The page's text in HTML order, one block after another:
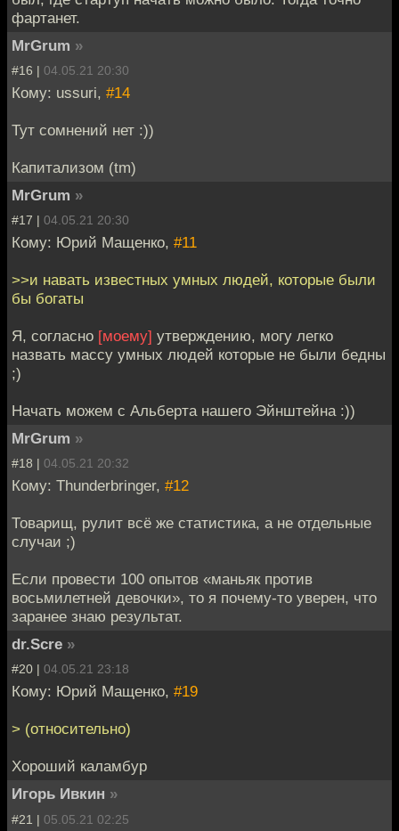
фартанет.
MrGrum »
#16 | 04.05.21 20:30
Кому: ussuri, #14
Тут сомнений нет :))
Капитализом (tm)
MrGrum »
#17 | 04.05.21 20:30
Кому: Юрий Мащенко, #11
>>и навать известных умных людей, которые были
бы богаты
Я, согласно [моему] утверждению, могу легко
назвать массу умных людей которые не были бедны
;)
Начать можем с Альберта нашего Эйнштейна :))
MrGrum »
#18 | 04.05.21 20:32
Кому: Thunderbringer, #12
Товарищ, рулит всё же статистика, а не отдельные
случаи ;)
Если провести 100 опытов «маньяк против
восьмилетней девочки», то я почему-то уверен, что
заранее знаю результат.
dr.Scre »
#20 | 04.05.21 23:18
Кому: Юрий Мащенко, #19
> (относительно)
Хороший каламбур
Игорь Ивкин »
#21 | 05.05.21 02:25